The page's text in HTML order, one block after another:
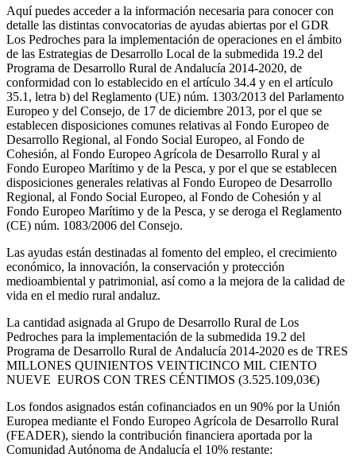
Aquí puedes acceder a la información necesaria para conocer con
detalle las distintas convocatorias de ayudas abiertas por el GDR
Los Pedroches para la implementación de operaciones en el ámbito
de las Estrategias de Desarrollo Local de la submedida 19.2 del
Programa de Desarrollo Rural de Andalucía 2014-2020, de
conformidad con lo establecido en el artículo 34.4 y en el artículo
35.1, letra b) del Reglamento (UE) núm. 1303/2013 del Parlamento
Europeo y del Consejo, de 17 de diciembre 2013, por el que se
establecen disposiciones comunes relativas al Fondo Europeo de
Desarrollo Regional, al Fondo Social Europeo, al Fondo de
Cohesión, al Fondo Europeo Agrícola de Desarrollo Rural y al
Fondo Europeo Marítimo y de la Pesca, y por el que se establecen
disposiciones generales relativas al Fondo Europeo de Desarrollo
Regional, al Fondo Social Europeo, al Fondo de Cohesión y al
Fondo Europeo Marítimo y de la Pesca, y se deroga el Reglamento
(CE) núm. 1083/2006 del Consejo.
Las ayudas están destinadas al fomento del empleo, el crecimiento
económico, la innovación, la conservación y protección
medioambiental y patrimonial, así como a la mejora de la calidad de
vida en el medio rural andaluz.
La cantidad asignada al Grupo de Desarrollo Rural de Los
Pedroches para la implementación de la submedida 19.2 del
Programa de Desarrollo Rural de Andalucía 2014-2020 es de TRES
MILLONES QUINIENTOS VEINTICINCO MIL CIENTO
NUEVE EUROS CON TRES CÉNTIMOS (3.525.109,03€)
Los fondos asignados están cofinanciados en un 90% por la Unión
Europea mediante el Fondo Europeo Agrícola de Desarrollo Rural
(FEADER), siendo la contribución financiera aportada por la
Comunidad Autónoma de Andalucía el 10% restante: